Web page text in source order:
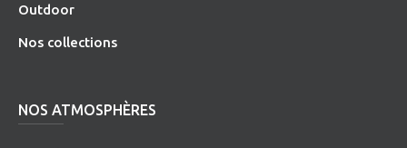
Outdoor
Nos collections
NOS ATMOSPHÈRES